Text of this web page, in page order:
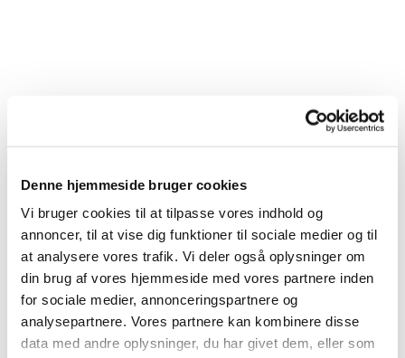
Denne hjemmeside bruger cookies
Vi bruger cookies til at tilpasse vores indhold og
annoncer, til at vise dig funktioner til sociale medier og til
at analysere vores trafik. Vi deler også oplysninger om
din brug af vores hjemmeside med vores partnere inden
for sociale medier, annonceringspartnere og
analysepartnere. Vores partnere kan kombinere disse
data med andre oplysninger, du har givet dem, eller som
Du vil måske også kunne lide...